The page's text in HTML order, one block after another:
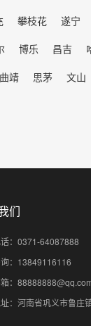
攀枝花 遂宁
博乐 昌吉
曲靖 思茅 文山
们
：0371-64087888
：13849116116
：
：河南省巩义市鲁庄